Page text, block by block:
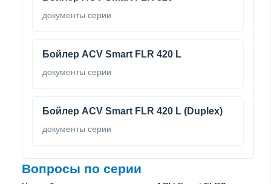
документы серии
Бойлер ACV Smart FLR 420 L
документы серии
Бойлер ACV Smart FLR 420 L (Duplex)
документы серии
Вопросы по серии